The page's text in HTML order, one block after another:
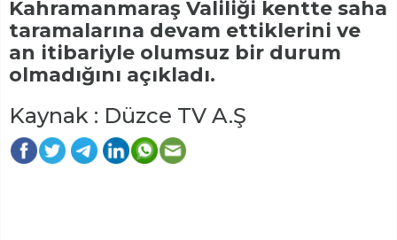
Kahramanmaraş Valiliği kentte saha
taramalarına devam ettiklerini ve
an itibariyle olumsuz bir durum
olmadığını açıkladı.
Kaynak : Düzce TV A.Ş